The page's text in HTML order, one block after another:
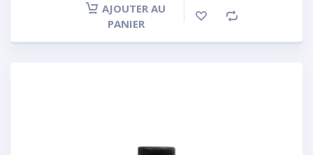
AJOUTER AU
PANIER